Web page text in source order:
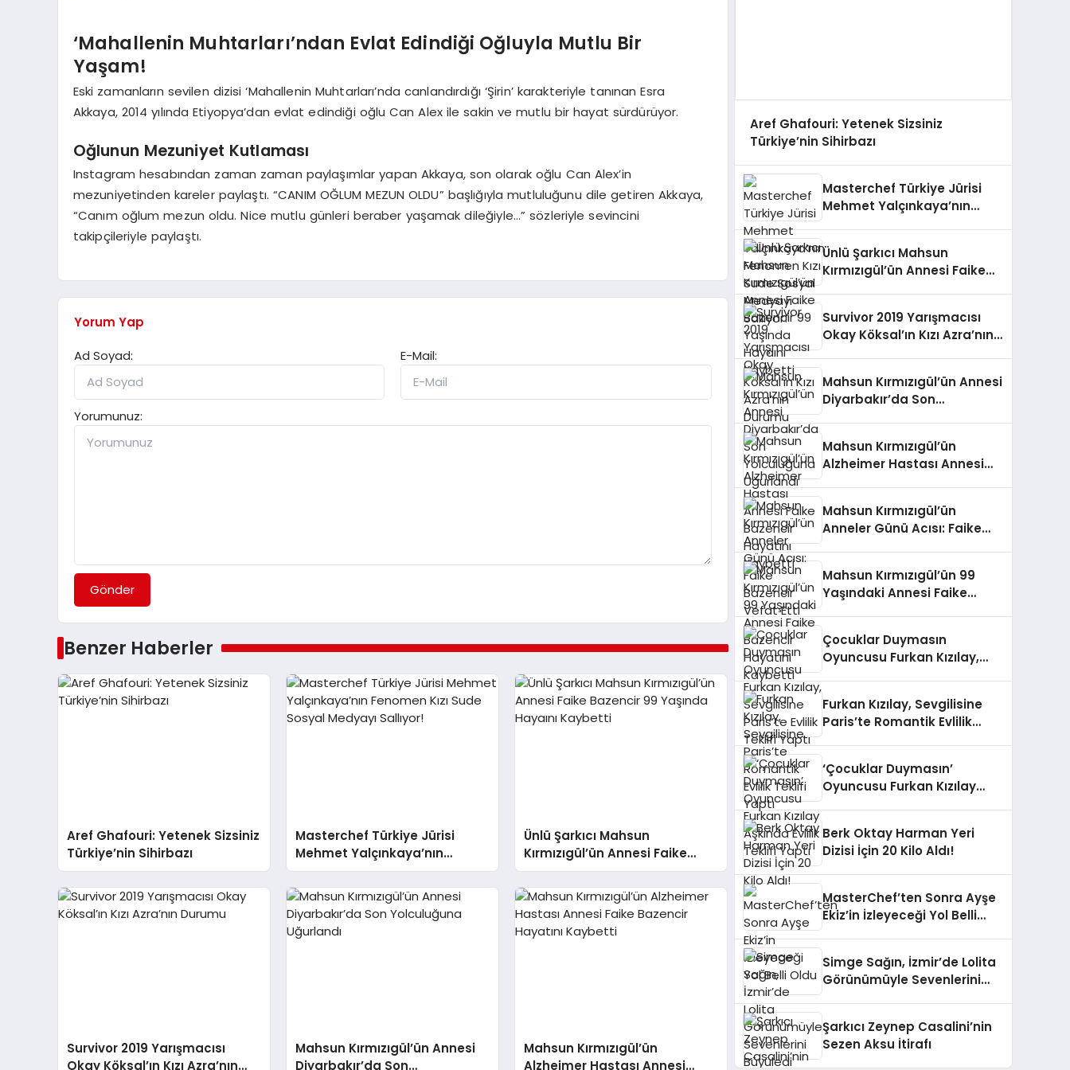
‘Mahallenin Muhtarları’ndan Evlat Edindiği Oğluyla Mutlu Bir
Yaşam!
Eski zamanların sevilen dizisi ‘Mahallenin Muhtarları’nda canlandırdığı ‘Şirin’ karakteriyle tanınan Esra
Akkaya, 2014 yılında Etiyopya’dan evlat edindiği oğlu Can Alex ile sakin ve mutlu bir hayat sürdürüyor.
Oğlunun Mezuniyet Kutlaması
Instagram hesabından zaman zaman paylaşımlar yapan Akkaya, son olarak oğlu Can Alex’in
mezuniyetinden kareler paylaştı. “CANIM OĞLUM MEZUN OLDU” başlığıyla mutluluğunu dile getiren Akkaya,
“Canım oğlum mezun oldu. Nice mutlu günleri beraber yaşamak dileğiyle…” sözleriyle sevincini
takipçileriyle paylaştı.
Yorum Yap
Ad Soyad:
E-Mail:
Yorumunuz:
Gönder
Benzer Haberler
Aref Ghafouri: Yetenek Sizsiniz
Türkiye’nin Sihirbazı
Masterchef Türkiye Jürisi
Mehmet Yalçınkaya’nın
Fenomen Kızı Sude Sosyal
Medyayı Sallıyor!
Ünlü Şarkıcı Mahsun
Kırmızıgül’ün Annesi Faike
Bazencir 99 Yaşında Hayaını
Kaybetti
Survivor 2019 Yarışmacısı
Okay Köksal’ın Kızı Azra’nın
Mahsun Kırmızıgül’ün Annesi
Diyarbakır’da Son
Mahsun Kırmızıgül’ün
Alzheimer Hastası Annesi
Aref Ghafouri: Yetenek Sizsiniz
Türkiye’nin Sihirbazı
Masterchef Türkiye Jürisi
Mehmet Yalçınkaya’nın
Ünlü Şarkıcı Mahsun
Kırmızıgül’ün Annesi Faike
Survivor 2019 Yarışmacısı
Okay Köksal’ın Kızı Azra’nın
Mahsun Kırmızıgül’ün Annesi
Diyarbakır’da Son
Mahsun Kırmızıgül’ün
Alzheimer Hastası Annesi
Mahsun Kırmızıgül’ün
Anneler Günü Acısı: Faike
Mahsun Kırmızıgül’ün 99
Yaşındaki Annesi Faike
Çocuklar Duymasın
Oyuncusu Furkan Kızılay,
Furkan Kızılay, Sevgilisine
Paris’te Romantik Evlilik
‘Çocuklar Duymasın’
Oyuncusu Furkan Kızılay
Berk Oktay Harman Yeri
Dizisi İçin 20 Kilo Aldı!
MasterChef’ten Sonra Ayşe
Ekiz’in İzleyeceği Yol Belli
Simge Sağın, İzmir’de Lolita
Görünümüyle Sevenlerini
Şarkıcı Zeynep Casalini’nin
Sezen Aksu İtirafı